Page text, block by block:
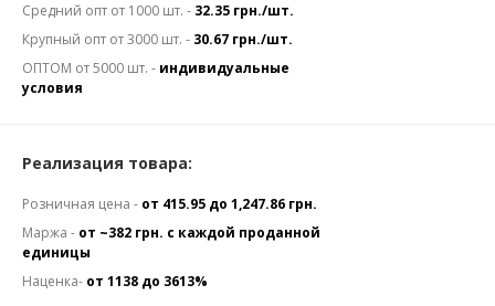
Средний опт от 1000 шт. - 32.35 грн./шт.
Крупный опт от 3000 шт. - 30.67 грн./шт.
ОПТОМ от 5000 шт. - индивидуальные
условия
Реализация товара:
Розничная цена - от 415.95 до 1,247.86 грн.
Маржа - от ~382 грн. с каждой проданной
единицы
Наценка- от 1138 до 3613%